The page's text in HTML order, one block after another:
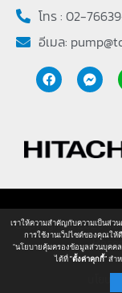
โทร : 02-
อีเมล:
Copyright © 2026
นโยบ
เราให้ความสำคัญกับความเป็นส่ว
การใช้งานเว็ปไซต์ของคุณใ
"นโยบายคุ้มครองข้อมูลส่วนบุคคล
ได้ที่"ตั้งค่าคุกกี้” สำ